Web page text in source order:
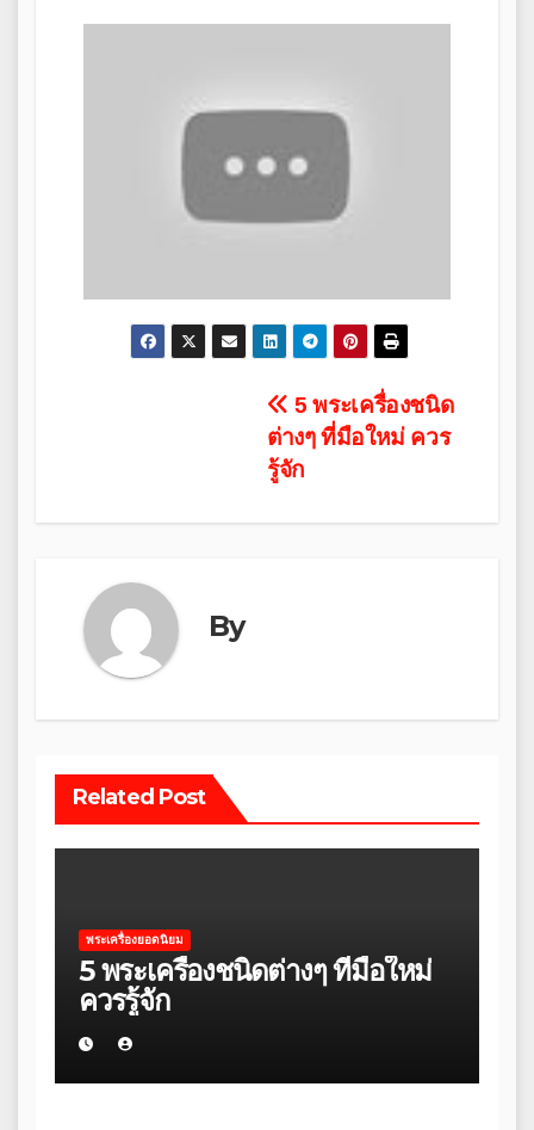
5 พระเครื่องชนิด
ต่างๆ ที่มือใหม่ ควร
รู้จัก
By
Related Post
พระเครื่องยอดนิยม
5 พระเครื่องชนิดต่างๆ ที่มือใหม่
ควรรู้จัก